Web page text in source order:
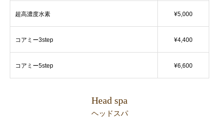
超高濃度水素 ¥5,000
コアミー3step ¥4,400
コアミー5step ¥6,600
Head spa
ヘッドスパ